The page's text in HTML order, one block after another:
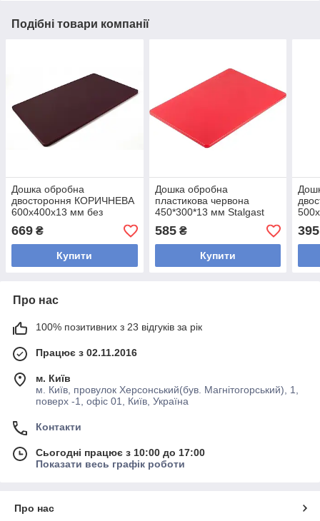
Подібні товари компанії
Дошка обробна
двостороння КОРИЧНЕВА
600х400х13 мм без
669 ₴
Купити
Дошка обробна
пластикова червона
450*300*13 мм Stalgast
585₴
Купити
395
Про нас
100% позитивних з 23 відгуків за рік
Працює з 02.11.2016
м. Київ
м. Київ, провулок Херсонський(був. Магнітогорський), 1,
поверх -1, офіс 01, Київ, Україна
Контакти
Сьогодні працює з 10:00 до 17:00
Показати весь графік роботи
Про нас